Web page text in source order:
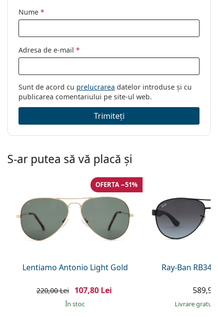
Nume *
Adresa de e-mail *
Sunt de acord cu prelucrarea datelor introduse și cu
publicarea comentariului pe site-ul web.
Trimiteți
S-ar putea să vă placă și
Lentiamo Antonio Light Gold
OFERTA −51%
220,00 Lei 107,80 Lei
În stoc
Ray-Ban
Livrare